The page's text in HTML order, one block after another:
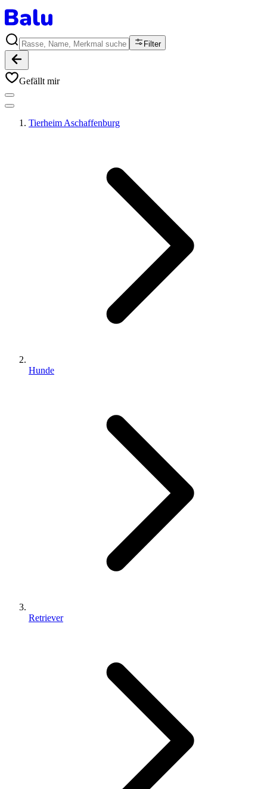
Filter
Gefällt mir
Tierheim Aschaffenburg
Hunde
Retriever